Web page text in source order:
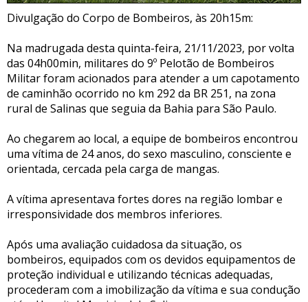
Divulgação do Corpo de Bombeiros, às 20h15m:
Na madrugada desta quinta-feira, 21/11/2023, por volta
das 04h00min, militares do 9º Pelotão de Bombeiros
Militar foram acionados para atender a um capotamento
de caminhão ocorrido no km 292 da BR 251, na zona
rural de Salinas que seguia da Bahia para São Paulo.
Ao chegarem ao local, a equipe de bombeiros encontrou
uma vítima de 24 anos, do sexo masculino, consciente e
orientada, cercada pela carga de mangas.
A vítima apresentava fortes dores na região lombar e
irresponsividade dos membros inferiores.
Após uma avaliação cuidadosa da situação, os
bombeiros, equipados com os devidos equipamentos de
proteção individual e utilizando técnicas adequadas,
procederam com a imobilização da vítima e sua condução